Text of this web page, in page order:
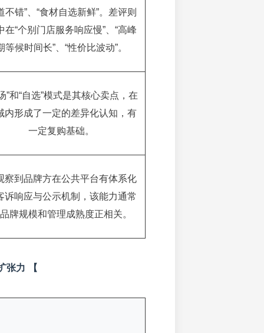
不错”、“食材自选新鲜”。差评则
在“个别门店服务响应慢”、“高峰
等候时间长”、“性价比波动”。
”和“自选”模式是其核心卖点，在
内形成了一定的差异化认知，有
一定复购基础。
察到品牌方在公共平台有体系化
诉响应与公示机制，该能力通常
牌规模和管理成熟度正相关。
张力 【